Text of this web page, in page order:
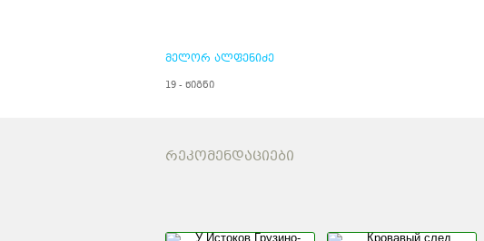
მელორ ალფენიძე
19 - წიგნი
ᲠᲔᲙᲝᲛᲔᲜᲓᲐᲪᲘᲔᲑᲘ